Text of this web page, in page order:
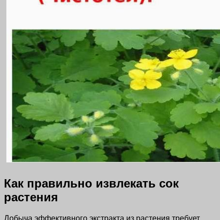
Как правильно извлекать сок
растения
Добыча эффективного экстракта из растения требует